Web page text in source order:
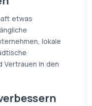
etwas
lokale
Vertrauen in den